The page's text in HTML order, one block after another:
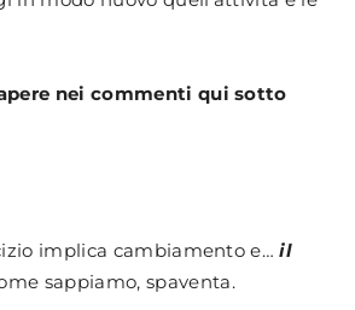
nei commenti qui sotto
implica cambiamento e…il
sappiamo, spaventa.